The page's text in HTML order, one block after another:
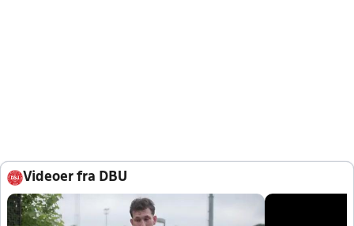
Videoer fra DBU